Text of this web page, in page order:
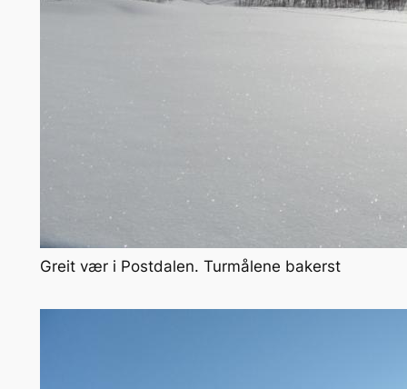
Greit vær i Postdalen. Turmålene bakerst